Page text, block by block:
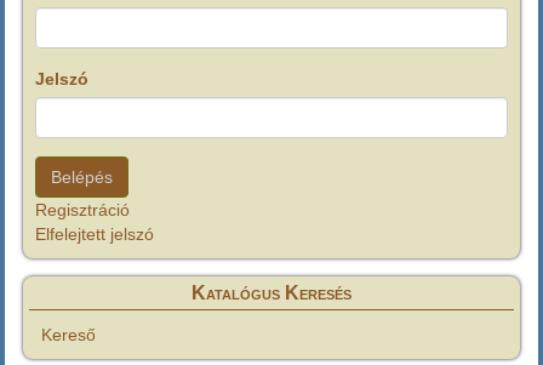
Jelszó
Regisztráció
Elfelejtett jelszó
Katalógus Keresés
Kereső